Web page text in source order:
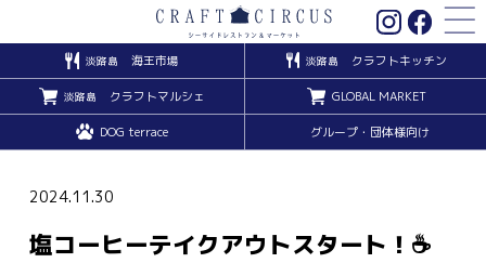
淡路島 海王市場 淡路島 クラフトキッチン
淡路島 クラフトマルシェ GLOBAL MARKET
DOG terrace グループ・団体様向け
2024.11.30
塩コーヒーテイクアウトスタート！☕